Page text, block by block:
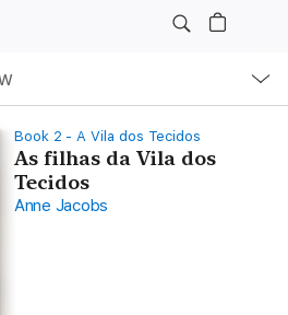
Book 2 - A Vila dos Tecidos
As filhas da Vila dos
Tecidos
Anne Jacobs